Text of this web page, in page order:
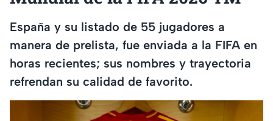
España y su listado de 55 jugadores a
manera de prelista, fue enviada a la FIFA en
horas recientes; sus nombres y trayectoria
refrendan su calidad de favorito.